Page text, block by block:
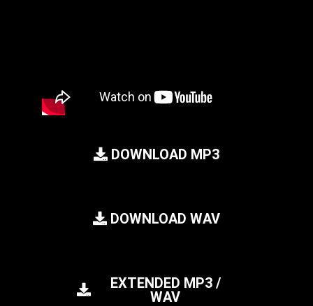
DOWNLOAD MP3
DOWNLOAD WAV
EXTENDED MP3 /
WAV